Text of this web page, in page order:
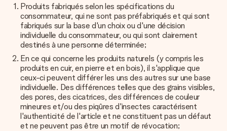
Produits fabriqués selon les spécifications du
consommateur, qui ne sont pas préfabriqués et qui sont
fabriqués sur la base d'un choix ou d'une décision
individuelle du consommateur, ou qui sont clairement
destinés à une personne déterminée;
En ce qui concerne les produits naturels (y compris les
produits en cuir, en pierre et en bois), il s'applique que
ceux-ci peuvent différer les uns des autres sur une base
individuelle. Des différences telles que des grains visibles,
des pores, des cicatrices, des différences de couleur
mineures et/ou des piqûres d'insectes caractérisent
l'authenticité de l'article et ne constituent pas un défaut
et ne peuvent pas être un motif de révocation;